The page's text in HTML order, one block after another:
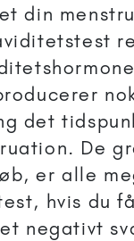
din
det
De
er alle
hvis du
negativt